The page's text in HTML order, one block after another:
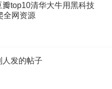
瓣top10清华大牛用黑科技
全网资源
人发的帖子